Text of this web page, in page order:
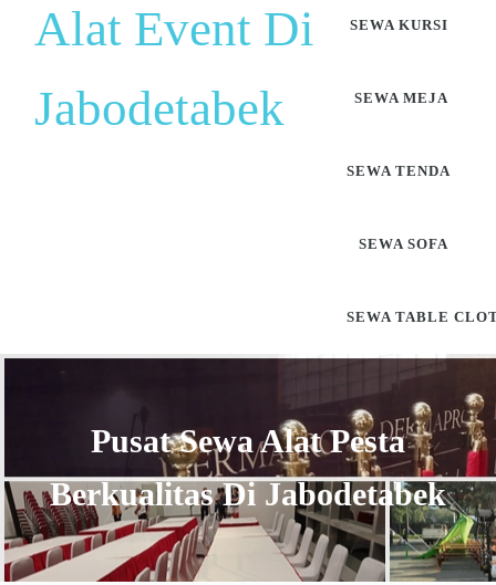
Alat Event Di
Jabodetabek
SEWA KURSI
SEWA MEJA
SEWA TENDA
SEWA SOFA
SEWA TABLE
Pusat Sewa Alat Pesta
Berkualitas Di Jabodetabek